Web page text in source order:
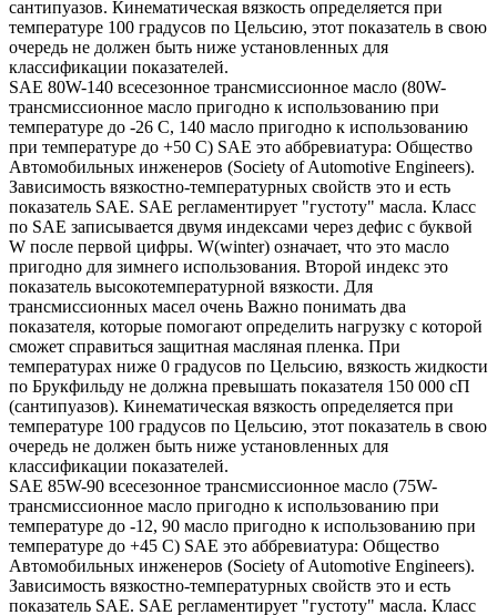
сантипуазов. Кинематическая вязкость определяется при
температуре 100 градусов по Цельсию, этот показатель в свою
очередь не должен быть ниже установленных для
классификации показателей.
SAE 80W-140 всесезонное трансмиссионное масло (80W-
трансмиссионное масло пригодно к использованию при
температуре до -26 С, 140 масло пригодно к использованию
при температуре до +50 С) SAE это аббревиатура: Общество
Автомобильных инженеров (Society of Automotive Engineers).
Зависимость вязкостно-температурных свойств это и есть
показатель SAE. SAE регламентирует "густоту" масла. Класс
по SAE записывается двумя индексами через дефис с буквой
W после первой цифры. W(winter) означает, что это масло
пригодно для зимнего использования. Второй индекс это
показатель высокотемпературной вязкости. Для
трансмиссионных масел очень Важно понимать два
показателя, которые помогают определить нагрузку с которой
сможет справиться защитная масляная пленка. При
температурах ниже 0 градусов по Цельсию, вязкость жидкости
по Брукфильду не должна превышать показателя 150 000 сП
(сантипуазов). Кинематическая вязкость определяется при
температуре 100 градусов по Цельсию, этот показатель в свою
очередь не должен быть ниже установленных для
классификации показателей.
SAE 85W-90 всесезонное трансмиссионное масло (75W-
трансмиссионное масло пригодно к использованию при
температуре до -12, 90 масло пригодно к использованию при
температуре до +45 С) SAE это аббревиатура: Общество
Автомобильных инженеров (Society of Automotive Engineers).
Зависимость вязкостно-температурных свойств это и есть
показатель SAE. SAE регламентирует "густоту" масла. Класс